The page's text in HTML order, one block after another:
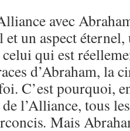
avec
et un aspect
qui est
d’Abraham, la
C’est pourquoi,
de l’Alliance, tous
. Mais